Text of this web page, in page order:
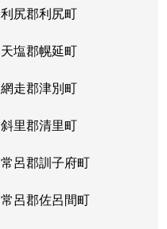
利尻郡利尻町
天塩郡幌延町
網走郡津別町
斜里郡清里町
常呂郡訓子府町
常呂郡佐呂間町